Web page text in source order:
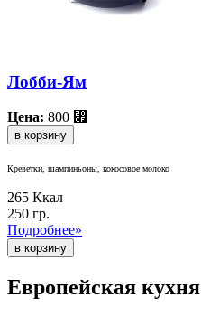
Лобби-Ям
Цена: 800 ⃏
в корзину
Креветки, шампиньоны, кокосовое молоко
265 Ккал
250 гр.
Подробнее»
Европейская кухня